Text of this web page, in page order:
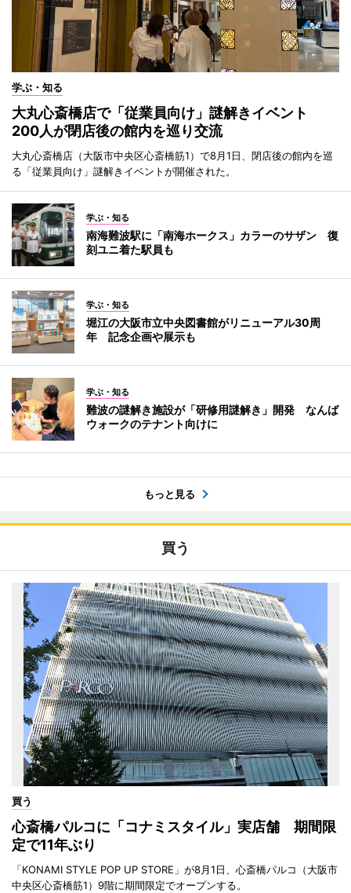
学ぶ・知る
大丸心斎橋店で「従業員向け」謎解きイベント
200人が閉店後の館内を巡り交流
大丸心斎橋店（大阪市中央区心斎橋筋1）で8月1日、閉店後の館内を巡
る「従業員向け」謎解きイベントが開催された。
学ぶ・知る
南海難波駅に「南海ホークス」カラーのサザン 復
刻ユニ着た駅員も
学ぶ・知る
堀江の大阪市立中央図書館がリニューアル30周
年 記念企画や展示も
学ぶ・知る
難波の謎解き施設が「研修用謎解き」開発 なんば
ウォークのテナント向けに
もっと見る
買う
買う
心斎橋パルコに「コナミスタイル」実店舗 期間限
定で11年ぶり
「KONAMI STYLE POP UP STORE」が8月1日、心斎橋パルコ（大阪市
中央区心斎橋筋1）9階に期間限定でオープンする。